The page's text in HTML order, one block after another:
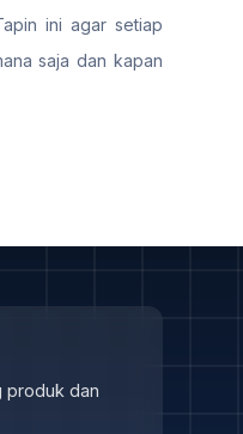
ini agar setiap
saja dan kapan
produk dan